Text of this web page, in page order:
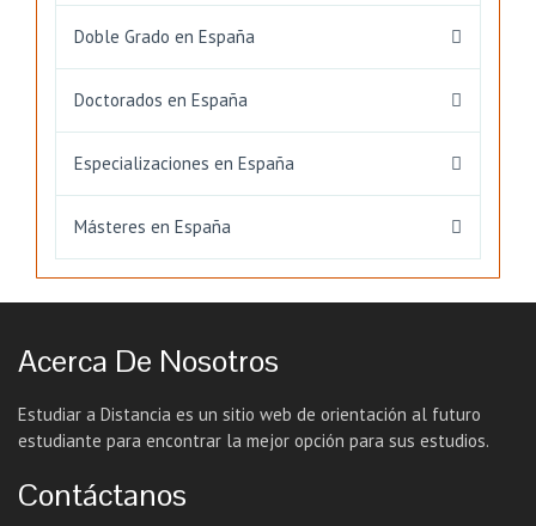
Doble Grado en España
Doctorados en España
Especializaciones en España
Másteres en España
Acerca De Nosotros
Estudiar a Distancia es un sitio web de orientación al futuro
estudiante para encontrar la mejor opción para sus estudios.
Contáctanos